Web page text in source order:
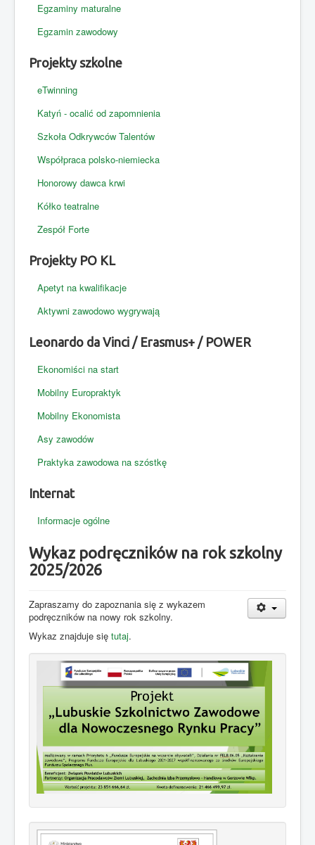
Egzaminy maturalne
Egzamin zawodowy
Projekty szkolne
eTwinning
Katyń - ocalić od zapomnienia
Szkoła Odkrywców Talentów
Współpraca polsko-niemiecka
Honorowy dawca krwi
Kółko teatralne
Zespół Forte
Projekty PO KL
Apetyt na kwalifikacje
Aktywni zawodowo wygrywają
Leonardo da Vinci / Erasmus+ / POWER
Ekonomiści na start
Mobilny Europraktyk
Mobilny Ekonomista
Asy zawodów
Praktyka zawodowa na szóstkę
Internat
Informacje ogólne
Wykaz podręczników na rok szkolny
2025/2026
Zapraszamy do zapoznania się z wykazem
podręczników na nowy rok szkolny.
Wykaz znajduje się tutaj.